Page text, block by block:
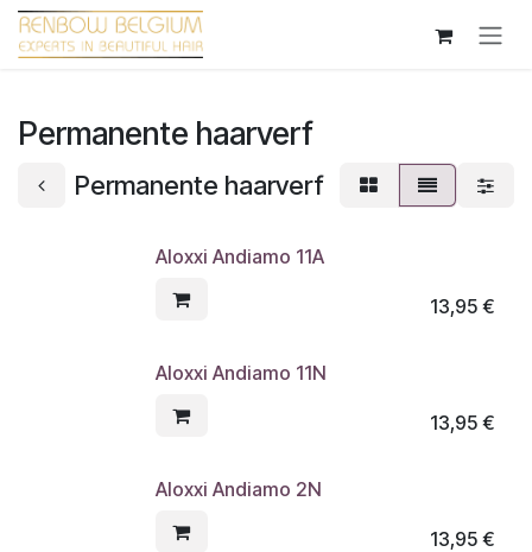
Overslaan naar inhoud
Permanente haarverf
Permanente haarverf
Aloxxi Andiamo 11A
13,95€
Aloxxi Andiamo 11N
13,95€
Aloxxi Andiamo 2N
13,95€